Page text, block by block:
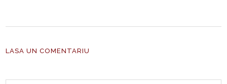
LASA UN COMENTARIU